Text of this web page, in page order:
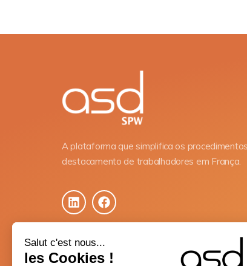
Salut c'est nous...
les Cookies !
A plataforma que simplifica os
destacamento de trabalhadores em França.